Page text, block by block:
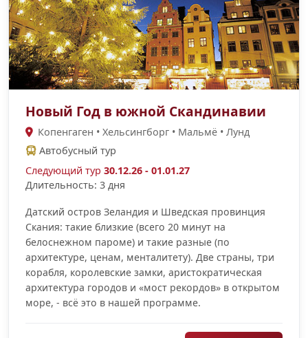
Новый Год в южной Скандинавии
Копенгаген • Хельсингборг • Мальмё • Лунд
Автобусный тур
Следующий тур 30.12.26 - 01.01.27
Длительность: 3 дня
Датский остров Зеландия и Шведская провинция
Скания: такие близкие (всего 20 минут на
белоснежном пароме) и такие разные (по
архитектуре, ценам, менталитету). Две страны, три
корабля, королевские замки, аристократическая
архитектура городов и «мост рекордов» в открытом
море, - всё это в нашей программе.